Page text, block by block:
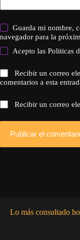
Guarda mi nombre,
navegador para la
Acepto lasPoliticas
Recibir un correo
comentarios a esta
Recibir un correo
Publicar el
Lo más consultado